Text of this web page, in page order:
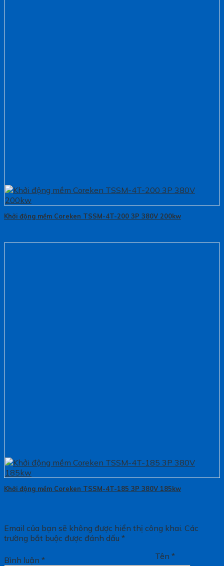
Khởi động mềm Coreken TSSM-4T-200 3P 380V 200kw
Khởi động mềm Coreken TSSM-4T-185 3P 380V 185kw
Email của bạn sẽ không được hiển thị công khai. Các
trường bắt buộc được đánh dấu *
Bình luận * Tên*